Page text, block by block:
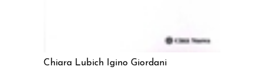
Chiara Lubich Igino Giordani